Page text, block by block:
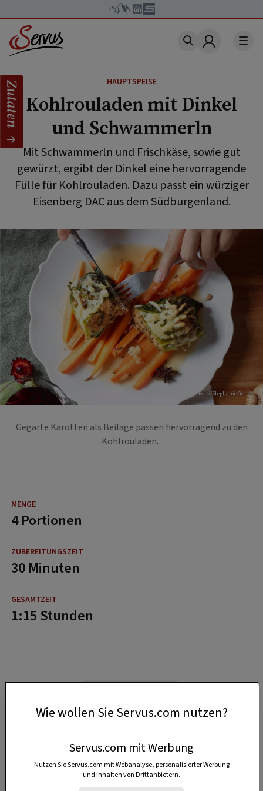
Account
HAUPTSPEISE
Kohlrouladen mit Dinkel
und Schwammerln
Mit Schwammerln und Frischkäse, sowie gut
gewürzt, ergibt der Dinkel eine hervorragende
Fülle für Kohlrouladen. Dazu passt ein würziger
Eisenberg DAC aus dem Südburgenland.
Foto: Stephanie Golser
Gegarte Karotten als Beilage passen hervorragend zu den
Kohlrouladen.
4 Portionen
30 Minuten
1:15 Stunden
Zutaten
Wie wollen Sie Servus.com nutzen?
Servus.com mit Werbung
Nutzen Sie Servus.com mit Webanalyse, personalisierter Werbung
und Inhalten von Drittanbietern.